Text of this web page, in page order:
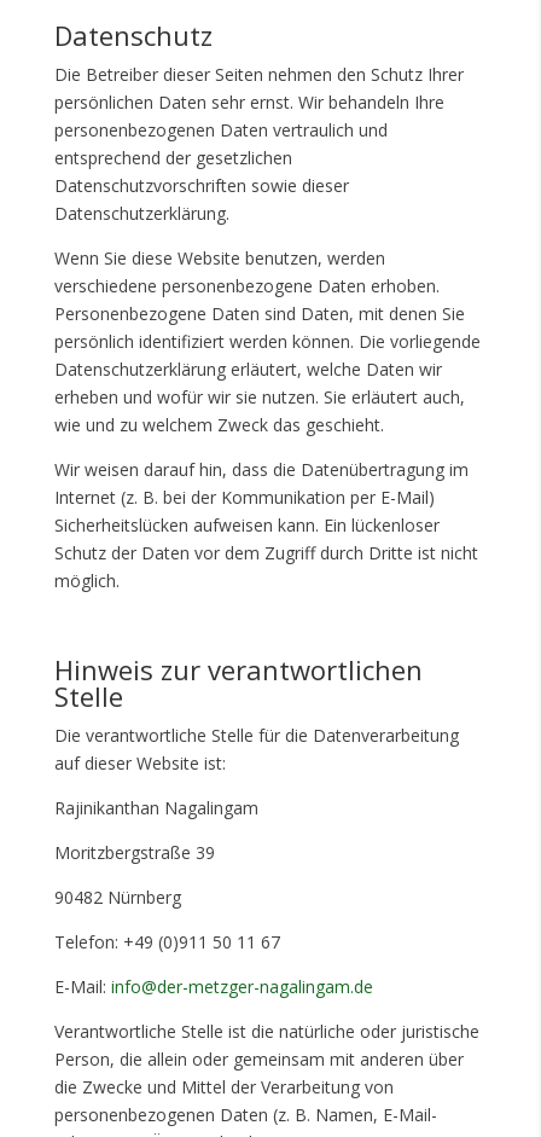
Datenschutz
Die Betreiber dieser Seiten nehmen den Schutz Ihrer
persönlichen Daten sehr ernst. Wir behandeln Ihre
personenbezogenen Daten vertraulich und
entsprechend der gesetzlichen
Datenschutzvorschriften sowie dieser
Datenschutzerklärung.
Wenn Sie diese Website benutzen, werden
verschiedene personenbezogene Daten erhoben.
Personenbezogene Daten sind Daten, mit denen Sie
persönlich identifiziert werden können. Die vorliegende
Datenschutzerklärung erläutert, welche Daten wir
erheben und wofür wir sie nutzen. Sie erläutert auch,
wie und zu welchem Zweck das geschieht.
Wir weisen darauf hin, dass die Datenübertragung im
Internet (z. B. bei der Kommunikation per E-Mail)
Sicherheitslücken aufweisen kann. Ein lückenloser
Schutz der Daten vor dem Zugriff durch Dritte ist nicht
möglich.
Hinweis zur verantwortlichen
Stelle
Die verantwortliche Stelle für die Datenverarbeitung
auf dieser Website ist:
Rajinikanthan Nagalingam
Moritzbergstraße 39
90482 Nürnberg
Telefon: +49 (0)911 50 11 67
E-Mail: info@der-metzger-nagalingam.de
Verantwortliche Stelle ist die natürliche oder juristische
Person, die allein oder gemeinsam mit anderen über
die Zwecke und Mittel der Verarbeitung von
personenbezogenen Daten (z. B. Namen, E-Mail-